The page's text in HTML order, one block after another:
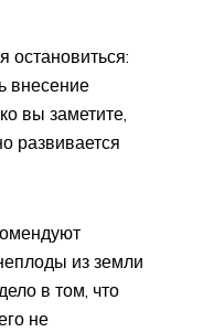
остановиться:
внесение
вы заметите,
развивается
из земли
в том, что
не